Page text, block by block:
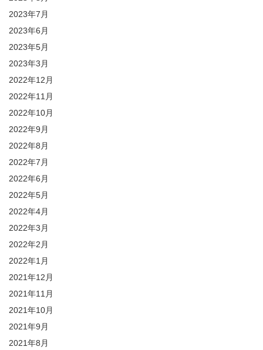
2023年7月
2023年6月
2023年5月
2023年3月
2022年12月
2022年11月
2022年10月
2022年9月
2022年8月
2022年7月
2022年6月
2022年5月
2022年4月
2022年3月
2022年2月
2022年1月
2021年12月
2021年11月
2021年10月
2021年9月
2021年8月